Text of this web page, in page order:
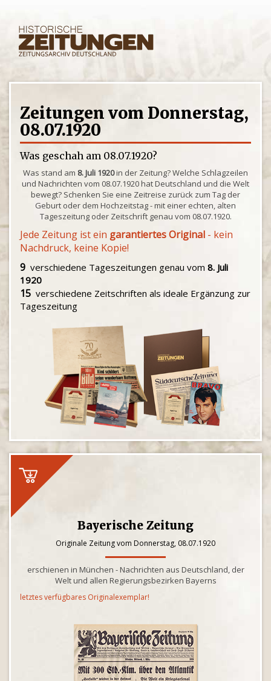
Zeitungen vom Donnerstag,
08.07.1920
Was geschah am 08.07.1920?
Was stand am 8. Juli 1920in der Zeitung? Welche Schlagzeilen
und Nachrichten vom 08.07.1920 hat Deutschland und die Welt
bewegt? Schenken Sie eine Zeitreise zurück zum Tag der
Geburt oder dem Hochzeitstag - mit einer echten, alten
Tageszeitung oder Zeitschrift genau vom 08.07.1920.
Jede Zeitung ist ein garantiertes Original - kein
Nachdruck, keine Kopie!
9 verschiedene Tageszeitungen genau vom 8. Juli
1920
15 verschiedene Zeitschriften als ideale Ergänzung zur
Tageszeitung
Bayerische Zeitung
Originale Zeitung vom Donnerstag, 08.07.1920
erschienen in München - Nachrichten aus Deutschland, der
Welt und allen Regierungsbezirken Bayerns
letztes verfügbares Originalexemplar!